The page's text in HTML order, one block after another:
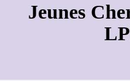
Jeunes